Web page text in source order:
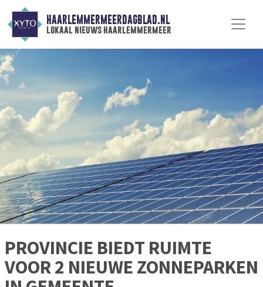
HAARLEMMERMEERDAGBLAD.NL
lokaal nieuws haarlemmermeer
PROVINCIE BIEDT RUIMTE
VOOR 2 NIEUWE ZONNEPARKEN